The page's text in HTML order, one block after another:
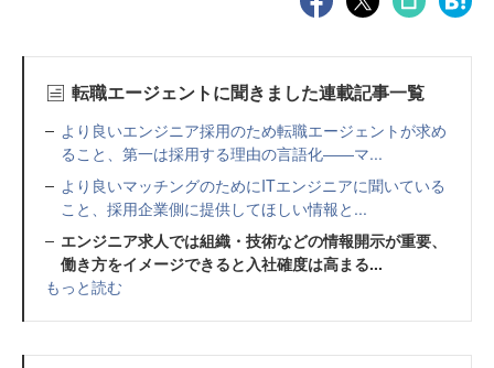
転職エージェントに聞きました連載記事一覧
より良いエンジニア採用のため転職エージェントが求め
ること、第一は採用する理由の言語化――マ...
より良いマッチングのためにITエンジニアに聞いている
こと、採用企業側に提供してほしい情報と...
エンジニア求人では組織・技術などの情報開示が重要、
働き方をイメージできると入社確度は高まる...
もっと読む